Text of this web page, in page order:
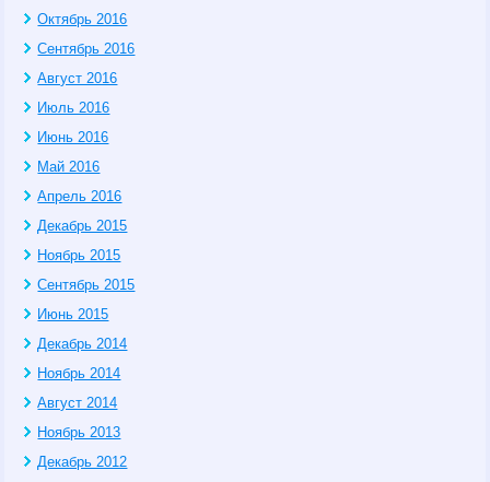
Октябрь 2016
Сентябрь 2016
Август 2016
Июль 2016
Июнь 2016
Май 2016
Апрель 2016
Декабрь 2015
Ноябрь 2015
Сентябрь 2015
Июнь 2015
Декабрь 2014
Ноябрь 2014
Август 2014
Ноябрь 2013
Декабрь 2012